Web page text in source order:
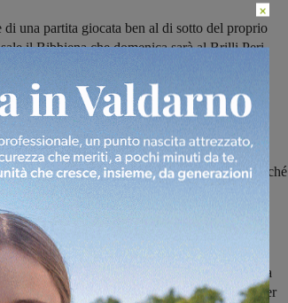
una partita giocata ben al di sotto del proprio
il Bibbiena che domenica sarà al Brilli Peri.
Coppa contro l’Arno Laterina. Inizia una
superato 1-0 a Grassina
la sconfitta non soddisfa certo i rossoblù,
alle prime quattro giornate. Poco male perché
tre sole lunghezze da recuperare sulla
a farlo apposta, sarà l’avversaria di domenica
campionato tutt’altro che esaltante , tuttavia
prime posizioni. Ha scelto il giorno migliore per
×